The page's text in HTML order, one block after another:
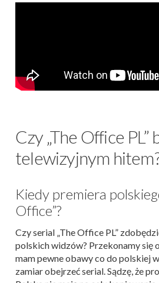
Czy „The Office PL”
telewizyjnym
Kiedy premiera
Office”?
Czy serial „The Office PL”
polskich widzów? Przekonamy się
mam pewne obawy co do polskiej
zamiar obejrzeć serial. Sądzę, że